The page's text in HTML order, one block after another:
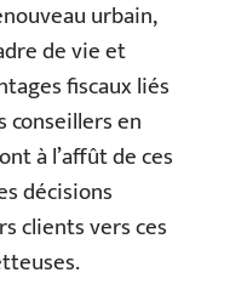
urbain,
de vie et
fiscaux liés
conseillers en
à l’affût de ces
décisions
clients vers ces